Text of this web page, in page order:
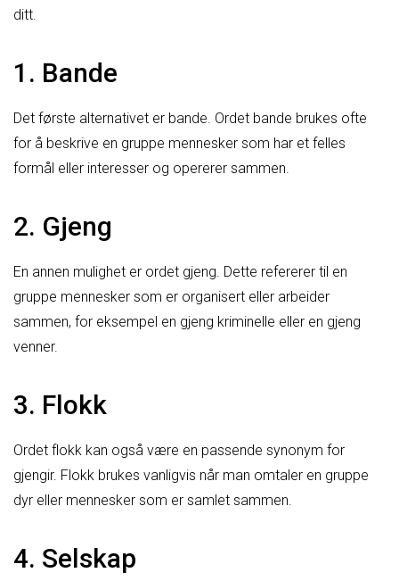
ditt.
1. Bande
Det første alternativet er bande. Ordet bande brukes ofte
for å beskrive en gruppe mennesker som har et felles
formål eller interesser og opererer sammen.
2. Gjeng
En annen mulighet er ordet gjeng. Dette refererer til en
gruppe mennesker som er organisert eller arbeider
sammen, for eksempel en gjeng kriminelle eller en gjeng
venner.
3. Flokk
Ordet flokk kan også være en passende synonym for
gjengir. Flokk brukes vanligvis når man omtaler en gruppe
dyr eller mennesker som er samlet sammen.
4. Selskap